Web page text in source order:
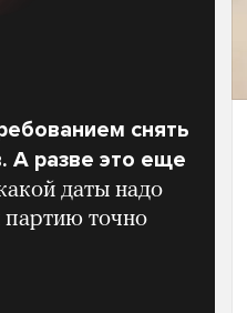
снять
А разве это еще
даты надо
партию точно